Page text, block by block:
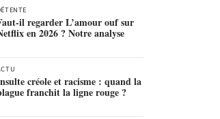
il regarder L’amour ouf sur
en 2026 ? Notre analyse
créole et racisme : quand la
franchit la ligne rouge ?